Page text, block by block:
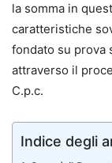
la somma in
caratteristiche
fondato su prova
attraverso il
C.p.c.
Indice degli